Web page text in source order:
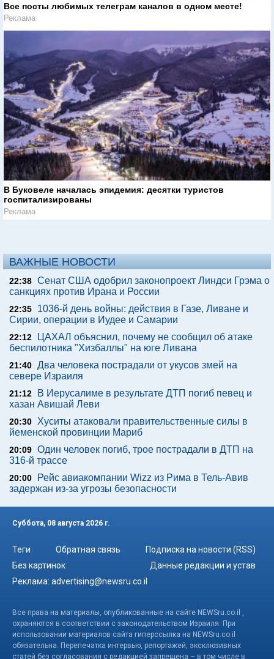
Все посты любимых телеграм каналов в одном месте!
Реклама
В Буковеле началась эпидемия: десятки туристов
госпитализированы
Реклама
ВАЖНЫЕ НОВОСТИ
22:38 Сенат США одобрил законопроект Линдси Грэма о
санкциях против Ирана и России
22:35
1036-й день войны: действия в Газе, Ливане и
Сирии, операции в Иудее и Самарии
22:12
ЦАХАЛ объяснил, почему не сообщил об атаке
беспилотника "Хизбаллы" на юге Ливана
21:40 Два человека пострадали от укусов змей на
севере Израиля
21:12
В Иерусалиме в результате ДТП погиб певец и
хазан Авишай Леви
20:30 Хуситы атаковали правительственные силы в
йеменской провинции Мариб
20:09 Один человек погиб, трое пострадали в ДТП на
316-й трассе
20:00
Рейс авиакомпании Wizz из Рима в Тель-Авив
задержан из-за угрозы безопасности
Суббота, 08 августа 2026 г.
Теги Обратная связь
Подписка на новости (RSS)
Без картинок
Данные редакции и устав
Реклама: advertising@newsru.co.il
Все права на материалы, опубликованные на сайте NEWSru.co.il ,
охраняются в соответствии с законодательством Израиля. При
использовании материалов сайта гиперссылка на NEWSru.co.il
обязательна. Перепечатка интервью, репортажей, эксклюзивных
статей без согласования с редакцией запрещена – в том числе в